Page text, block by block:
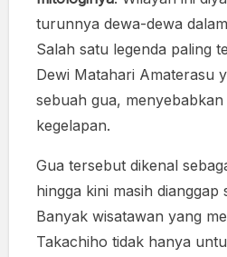
turunnya dewa-dewa
Salah satu legenda paling
Dewi Matahari Amaterasu
sebuah gua, menyebabkan
kegelapan.
Gua tersebut dikenal
hingga kini masih dianggap
Banyak wisatawan yang
Takachiho tidak hanya